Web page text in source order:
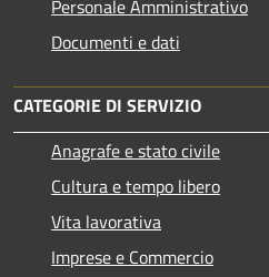
Personale Amministrativo
Documenti e dati
CATEGORIE DI SERVIZIO
Anagrafe e stato civile
Cultura e tempo libero
Vita lavorativa
Imprese e Commercio